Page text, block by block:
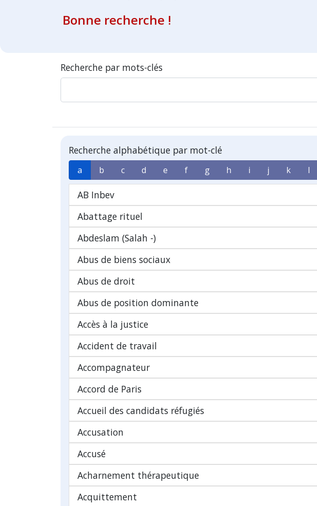
Bonne recherche !
Recherche par mots-clés
Recherche alphabétique par mot-clé
a b c d e f g h i j k l
AB Inbev
Abattage rituel
Abdeslam (Salah -)
Abus de biens sociaux
Abus de droit
Abus de position dominante
Accès à la justice
Accident de travail
Accompagnateur
Accord de Paris
Accueil des candidats réfugiés
Accusation
Accusé
Acharnement thérapeutique
Acquittement